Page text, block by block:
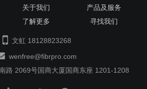
关于我们
产品及服务
了解更多 寻找我们
文虹 18128823268
wenfree@fibrpro.com
路 2069号国商大厦国商东座 1201-1208